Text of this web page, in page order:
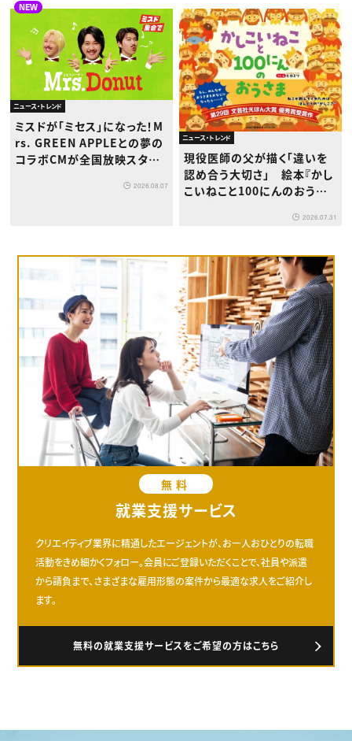
NEW
ニュース・トレンド
ミスドが「ミセス」になった！M
rs. GREEN APPLEとの夢の
コラボCMが全国放映スター
2026.08.07
ニュース・トレンド
現役医師の父が描く「違いを
認め合う大切さ」 絵本『かし
こいねこと100にんのおうさ
2026.07.31
無料
就業支援サービス
クリエイティブ業界に精通したエージェントが、お一人おひとりの転職
活動をきめ細かくフォロー。会員にご登録いただくことで、社員や派遣
から請負まで、さまざまな雇用形態の案件から最適な求人をご紹介し
ます。
無料の就業支援サービスをご希望の方はこちら